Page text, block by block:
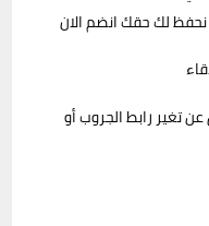
لك حقك انضم الان
تغير رابط الجروب أو